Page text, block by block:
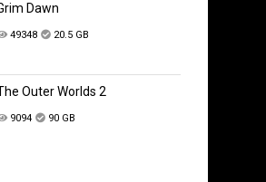
Dawn
49348 20.5 GB
Outer Worlds 2
9094 90 GB